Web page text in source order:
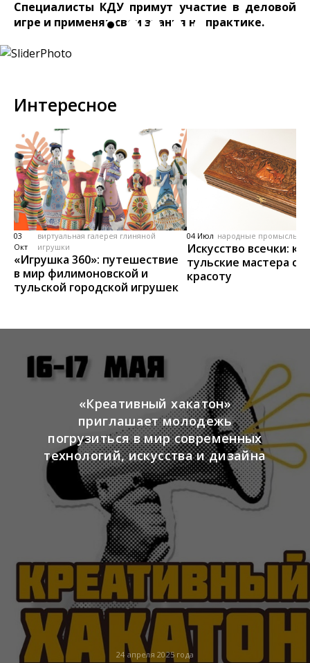
Специалисты КДУ примут участие в деловой
игре и применят свои знания на практике.
Интересное
03
Окт
виртуальная галерея глиняной
игрушки
«Игрушка 360»: путешествие
в мир филимоновской и
тульской городской игрушек
04 Июл народные промыслы,
Искусство всечки: как
тульские мастера
красоту
24 апреля 2025 года
«Креативный хакатон»
приглашает молодежь
погрузиться в мир современных
технологий, искусства и дизайна